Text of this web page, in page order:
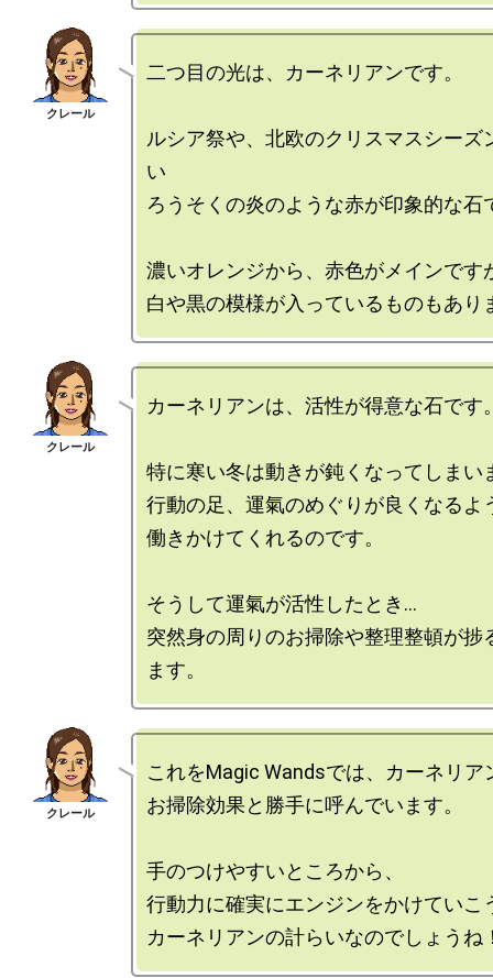
二つ目の光は、カーネリアンです。
ルシア祭や、北欧のクリスマスシーズ
い
ろうそくの炎のような赤が印象的な石
濃いオレンジから、赤色がメインです
カーネリアンは、活性が得意な石です
特に寒い冬は動きが鈍くなってしまい
行動の足、運氣のめぐりが良くなるよ
働きかけてくれるのです。
そうして運氣が活性したとき…
突然身の周りのお掃除や整理整頓が捗
これをMagic Wandsでは、カーネリア
お掃除効果と勝手に呼んでいます。
手のつけやすいところから、
行動力に確実にエンジンをかけていこ